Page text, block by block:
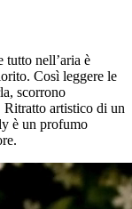
tutto nell’aria è
Così leggere le
scorrono
Ritratto artistico di un
è un profumo